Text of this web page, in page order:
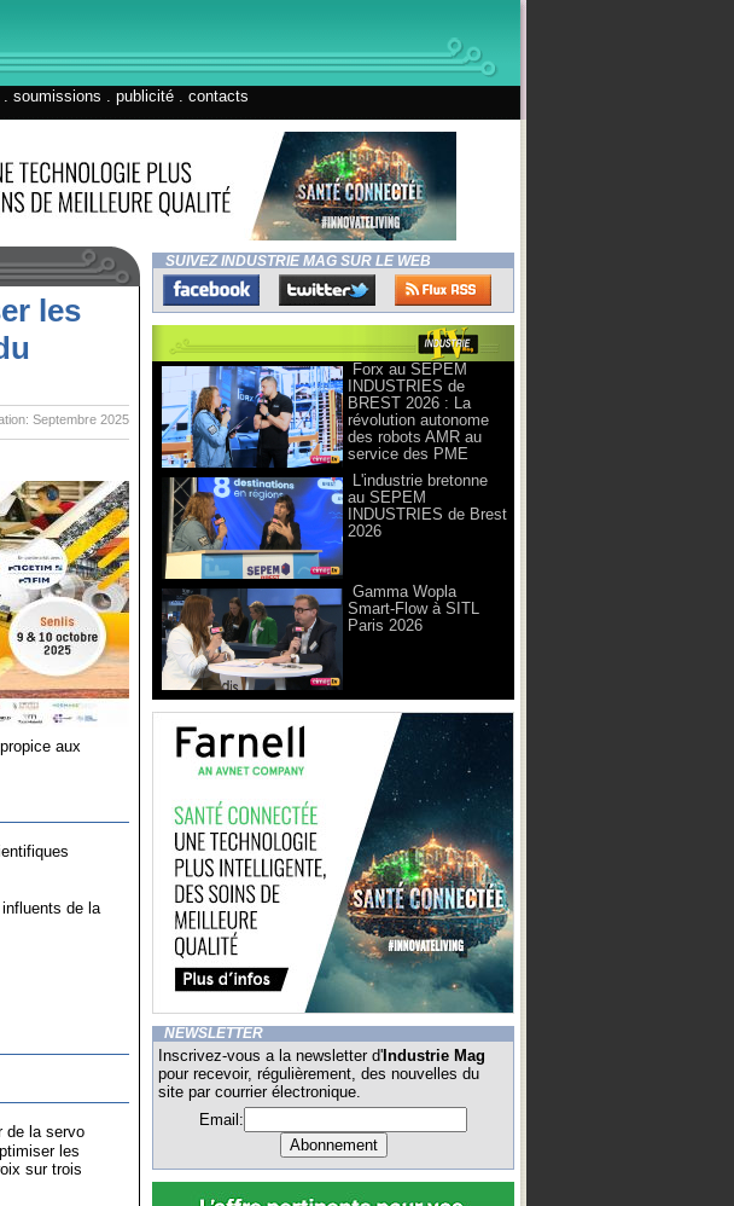
soumissions publicité contacts
les
Septembre 2025
aux
de la
de la servo
les
sur trois
SUIVEZ INDUSTRIE MAG SUR LE WEB
Forx au SEPEM
INDUSTRIES de
BREST 2026 : La
révolution autonome
des robots AMR au
service des PME
L'industrie bretonne
au SEPEM
INDUSTRIES de Brest
2026
Gamma Wopla
Smart-Flow à SITL
Paris 2026
NEWSLETTER
Inscrivez-vous a la newsletter d' Industrie Mag
pour recevoir, régulièrement, des nouvelles du
site par courrier électronique.
Email: